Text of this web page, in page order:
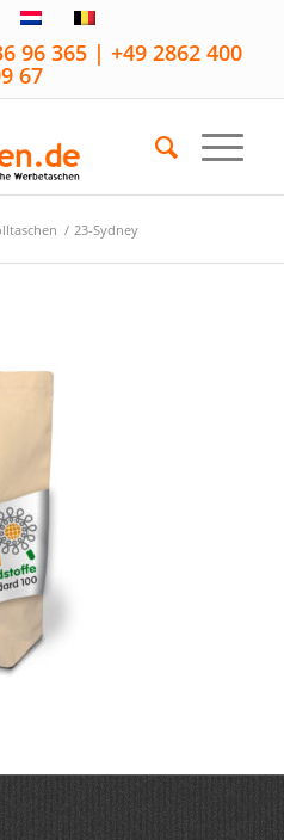
96 365 | +49 2862 400
67
/ 23-Sydney